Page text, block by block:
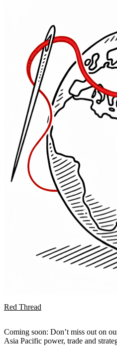
Red Thread
Coming soon: Don’t miss out on
Asia Pacific power, trade and